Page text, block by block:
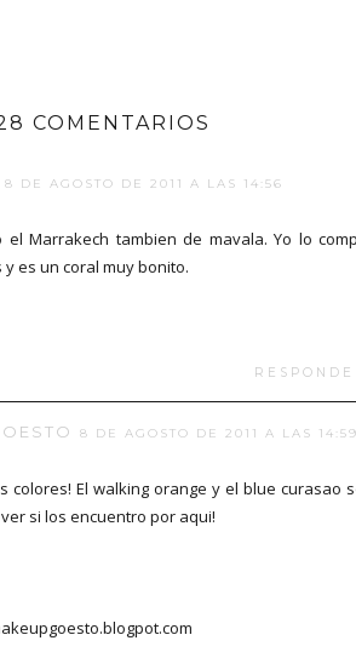
COMENTARIOS
8 DE AGOSTO DE 2011 A LAS 14:56
el Marrakech tambien de mavala. Yo lo
es un coral muy bonito.
8 DE AGOSTO DE 2011 A LAS
colores! El walking orange y el blue curasao
si los encuentro por aqui!